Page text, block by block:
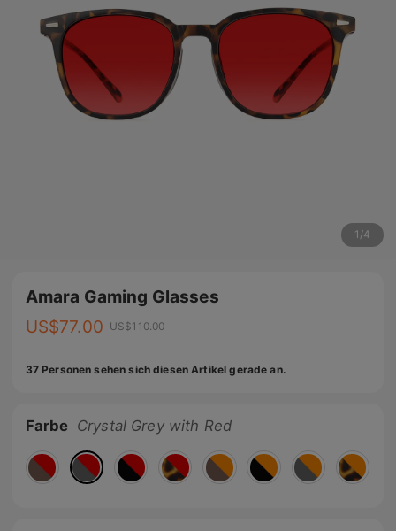
1 /4
Amara Gaming Glasses
US$77.00 US$110.00
37 Personen sehen sich diesen Artikel gerade an.
Farbe Crystal Grey with Red